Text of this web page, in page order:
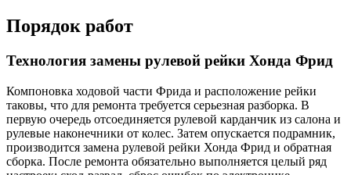
Порядок работ
Технология замены рулевой рейки Хонда Фрид
Компоновка ходовой части Фрида и расположение рейки
таковы, что для ремонта требуется серьезная разборка. В
первую очередь отсоединяется рулевой карданчик из салона и
рулевые наконечники от колес. Затем опускается подрамник,
производится замена рулевой рейки Хонда Фрид и обратная
сборка. После ремонта обязательно выполняется целый ряд